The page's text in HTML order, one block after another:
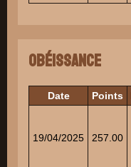
Obéissance
Date Points
19/04/2025 257.00